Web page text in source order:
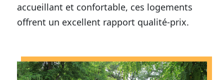
accueillant et confortable, ces logements
offrent un excellent rapport qualité-prix.